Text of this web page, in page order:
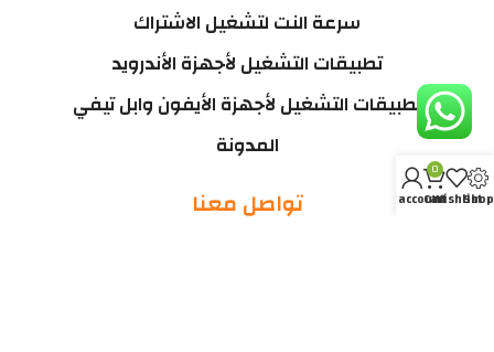
سرعة النت لتشغيل الاشتراك
تطبيقات التشغيل لأجهزة الأندرويد
تطبيقات التشغيل لأجهزة الأيفون وابل تيفي
المدونة
تواصل معنا Shop
Wishlist
0
Cart
My account